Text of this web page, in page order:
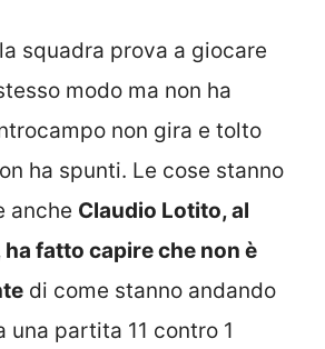
squadra prova a giocare
modo ma non ha
non gira e tolto
ha spunti. Le cose stanno
anche Claudio Lotito, al
ha fatto capire che non è
di come stanno andando
una partita 11 contro 1